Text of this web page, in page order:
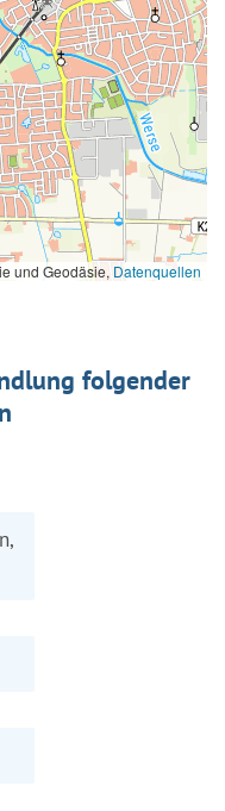
und Geodäsie, Datenquellen
folgender